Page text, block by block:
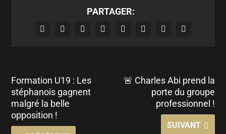
PARTAGER:
Formation U19 : Les
stéphanois gagnent
malgré la belle
opposition !
🚨 Charles Abi prend la
porte du groupe
professionnel !
SUIVANT